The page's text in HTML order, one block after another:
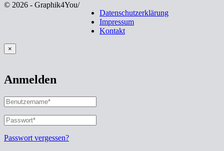
© 2026 - Graphik4You/
Datenschutzerklärung
Impressum
Kontakt
×
Anmelden
BENUTZERNAME
ODER
E-
MAIL-
ADRESSE*
ERFORDERLICH
PASSWORT
ERFORDERLICH
Passwort vergessen?